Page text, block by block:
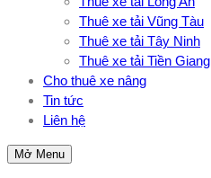
Thuê xe tải Vũng Tàu
Thuê xe tải Tây Ninh
Thuê xe tải Tiền Giang
Cho thuê xe nâng
Tin tức
Liên hệ
Mở Menu